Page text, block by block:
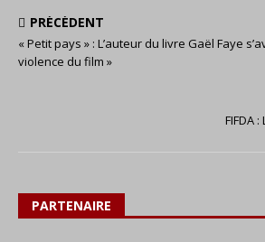
PRÉCÉDENT
« Petit pays » : L’auteur du livre Gaël Faye
violence du film »
FIFDA
PARTENAIRE